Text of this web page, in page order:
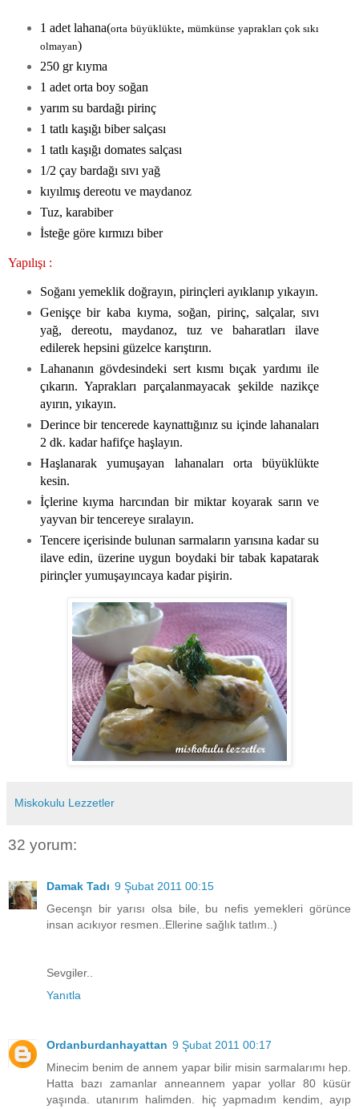
1 adet lahana(orta büyüklükte,mümkünse yaprakları çok sıkı
olmayan)
250 gr kıyma
1 adet orta boy soğan
yarım su bardağı pirinç
1 tatlı kaşığı biber salçası
1 tatlı kaşığı domates salçası
1/2 çay bardağı sıvı yağ
kıyılmış dereotu ve maydanoz
Tuz, karabiber
İsteğe göre kırmızı biber
Yapılışı :
Soğanı yemeklik doğrayın, pirinçleri ayıklanıp yıkayın.
Genişçe bir kaba kıyma, soğan, pirinç, salçalar, sıvı
yağ, dereotu, maydanoz, tuz ve baharatları ilave
edilerek hepsini güzelce karıştırın.
Lahananın gövdesindeki sert kısmı bıçak yardımı ile
çıkarın. Yaprakları parçalanmayacak şekilde nazikçe
ayırın, yıkayın.
Derince bir tencerede kaynattığınız su içinde lahanaları
2 dk. kadar hafifçe haşlayın.
Haşlanarak yumuşayan lahanaları orta büyüklükte
kesin.
İçlerine kıyma harcından bir miktar koyarak sarın ve
yayvan bir tencereye sıralayın.
Tencere içerisinde bulunan sarmaların yarısına kadar su
ilave edin, üzerine uygun boydaki bir tabak kapatarak
pirinçler yumuşayıncaya kadar pişirin.
Miskokulu Lezzetler
32 yorum:
Damak Tadı 9 Şubat 2011 00:15
Gecenşn bir yarısı olsa bile, bu nefis yemekleri görünce
insan acıkıyor resmen..Ellerine sağlık tatlım..)
Sevgiler..
Yanıtla
Ordanburdanhayattan 9 Şubat 2011 00:17
Minecim benim de annem yapar bilir misin sarmalarımı hep.
Hatta bazı zamanlar anneannem yapar yollar 80 küsür
yaşında. utanırım halimden. hiç yapmadım kendim, ayıp